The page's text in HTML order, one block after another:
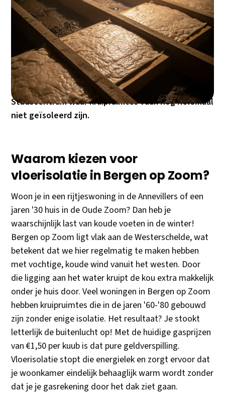
Vloerisolatie in Bergen op Zoom kan je
energierekening flink omlaag brengen - tot wel
€300 per jaar besparing! Met de ISDE-subsidie van
€6 per vierkante meter haal je snel €500-700
binnen, waardoor je investering in 3-4 jaar
terugverdiend is. Perfect voor de vele jaren '70
woningen in wijken als de Annevillers en het
Stadscentrum waar kruipruimtes vaak nog helemaal
niet geïsoleerd zijn.
Waarom kiezen voor
vloerisolatie in Bergen op Zoom?
Woon je in een rijtjeswoning in de Annevillers of een
jaren '30 huis in de Oude Zoom? Dan heb je
waarschijnlijk last van koude voeten in de winter!
Bergen op Zoom ligt vlak aan de Westerschelde, wat
betekent dat we hier regelmatig te maken hebben
met vochtige, koude wind vanuit het westen. Door
die ligging aan het water kruipt de kou extra makkelijk
onder je huis door. Veel woningen in Bergen op Zoom
hebben kruipruimtes die in de jaren '60-'80 gebouwd
zijn zonder enige isolatie. Het resultaat? Je stookt
letterlijk de buitenlucht op! Met de huidige gasprijzen
van €1,50 per kuub is dat pure geldverspilling.
Vloerisolatie stopt die energielek en zorgt ervoor dat
je woonkamer eindelijk behaaglijk warm wordt zonder
dat je je gasrekening door het dak ziet gaan.